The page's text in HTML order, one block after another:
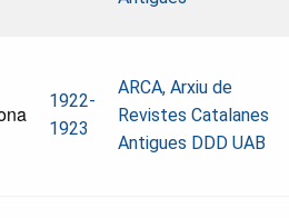
1922-
1923
ARCA, Arxiu de
Revistes Catalanes
Antigues DDD UAB